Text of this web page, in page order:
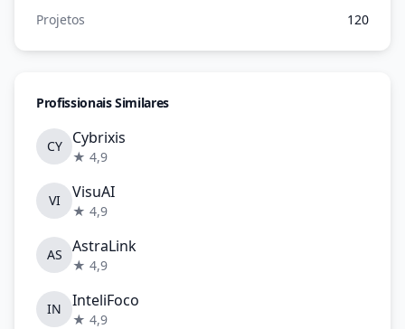
Projetos
120
Profissionais Similares
CY Cybrixis
★ 4,9
VI VisuAI
★ 4,9
AS AstraLink
★ 4,9
IN InteliFoco
★ 4,9